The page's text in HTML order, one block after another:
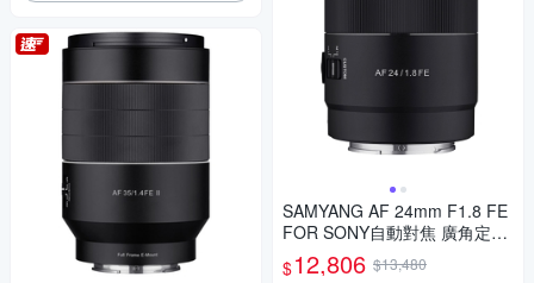
SAMYANG AF 24mm F1.8 FE
FOR SONY自動對焦 廣角定焦
鏡頭 (公司貨)
$12,806 $13,480